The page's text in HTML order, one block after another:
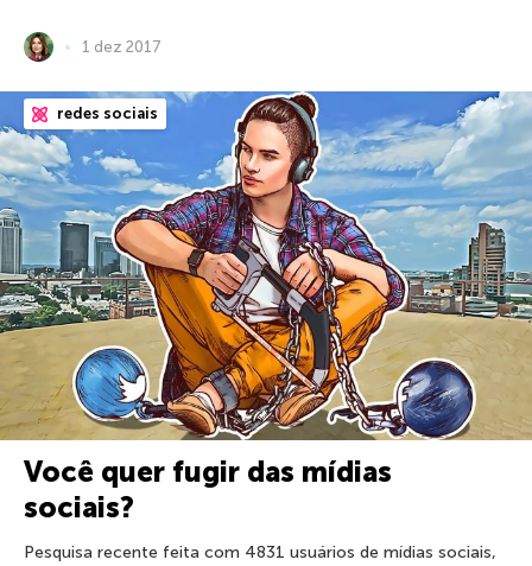
1 dez 2017
redes sociais
Você quer fugir das mídias
sociais?
Pesquisa recente feita com 4831 usuários de mídias sociais,